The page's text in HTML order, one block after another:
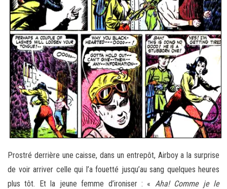
Prostré derrière une caisse, dans un entrepôt, Airboy a la surprise
de voir arriver celle qui l’a fouetté jusqu’au sang quelques heures
plus tôt. Et la jeune femme d’ironiser : « Aha! Comme je le